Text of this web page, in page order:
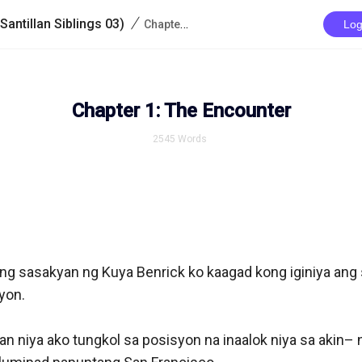
Siblings 03) / Chapter 1: The Encounter
Chapter 1: The Encounter
2545 Words